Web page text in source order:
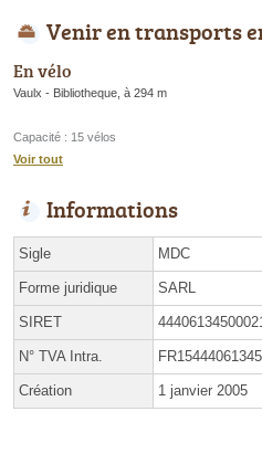
Venir en transports
En vélo
Vaulx - Bibliotheque, à 294 m
Capacité : 15 vélos
Voir tout
Informations
Sigle MDC
Forme juridique SARL
SIRET
N° TVA Intra. FR15444061345
Création 1 janvier 2005